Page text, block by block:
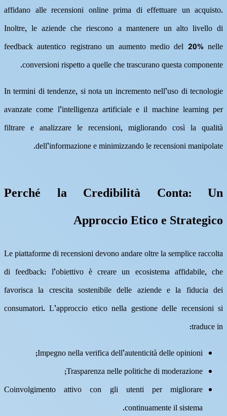
affidano alle recensioni online prima di effettuare un acquisto.
Inoltre, le aziende che riescono a mantenere un alto livello di
feedback autentico registrano un aumento medio del 20%nelle
conversioni rispetto a quelle che trascurano questa componente.
In termini di tendenze, si nota un incremento nell’uso di tecnologie
avanzate come l’intelligenza artificiale e il machine learning per
filtrare e analizzare le recensioni, migliorando così la qualità
dell’informazione e minimizzando le recensioni manipolate.
Perché la Credibilità Conta: Un
Approccio Etico e Strategico
Le piattaforme di recensioni devono andare oltre la semplice raccolta
di feedback: l’obiettivo è creare un ecosistema affidabile, che
favorisca la crescita sostenibile delle aziende e la fiducia dei
consumatori. L’approccio etico nella gestione delle recensioni si
traduce in:
Impegno nella verifica dell’autenticità delle opinioni;
Trasparenza nelle politiche di moderazione;
Coinvolgimento attivo con gli utenti per migliorare
continuamente il sistema.